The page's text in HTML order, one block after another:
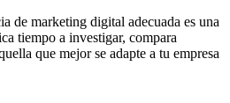
de marketing digital adecuada es una
tiempo a investigar, compara
que mejor se adapte a tu empresa